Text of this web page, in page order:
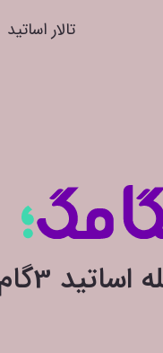
تالار اساتید
3گام